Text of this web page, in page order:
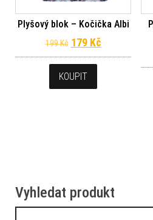
Plyšový blok – Kočička Albi
199Kč Původní cena
179 KčAktuální
KOUPIT
Vyhledat produkt